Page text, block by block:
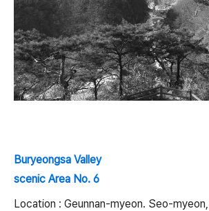
Buryeongsa Valley
scenic Area No. 6
Location : Geunnan-myeon. Seo-